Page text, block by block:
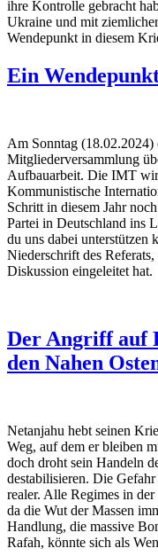
ihre Kontrolle gebracht
Ukraine und mit
Wendepunkt in diesem
Ein
Am Sonntag
Mitgliederversammlung
Aufbauarbeit. Die IMT
Kommunistische
Schritt in diesem Jahr
Partei in Deutschland ins
du uns dabei unterstützen
Niederschrift des
Diskussion eingeleitet hat.
Der Angriff auf
den Nahen
Netanjahu hebt seinen
Weg, auf dem er bleiben
doch droht sein Handeln
destabilisieren. Die
realer. Alle Regimes in
da die Wut der Massen
Handlung, die massive
Rafah, könnte sich als